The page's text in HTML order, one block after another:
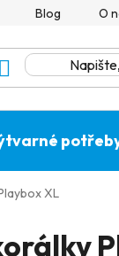
Blog O
XL